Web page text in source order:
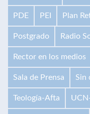
PDE PEI Plan
Postgrado Radio
Rector en los medios
Sala de Prensa Sin
Teología-Afta